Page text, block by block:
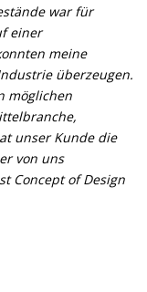
war für
einer
meine
überzeugen.
möglichen
unser Kunde die
von uns
Concept of Design